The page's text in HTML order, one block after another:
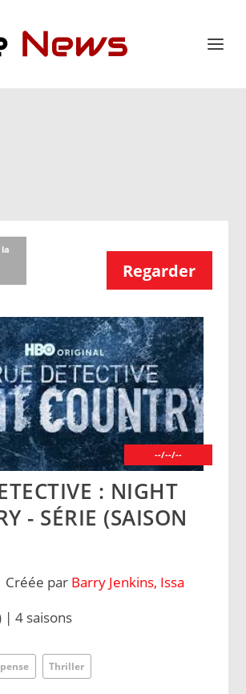
Regarder
--/--/--
: NIGHT
- SÉRIE (SAISON
Créée par Barry Jenkins, Issa
| 4 saisons
Thriller